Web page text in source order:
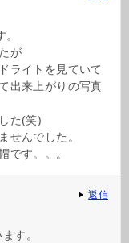
が
ライトを見ていて
出来上がりの写真
た(笑)
せんでした。
です。。。
す。
返信